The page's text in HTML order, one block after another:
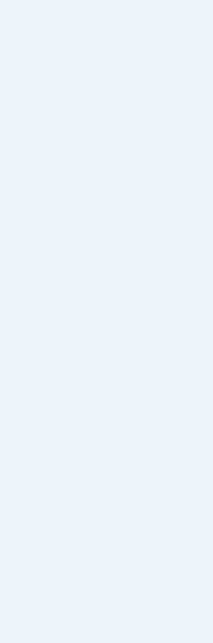
podnikat s
hlavou
stovky firem a najdeme